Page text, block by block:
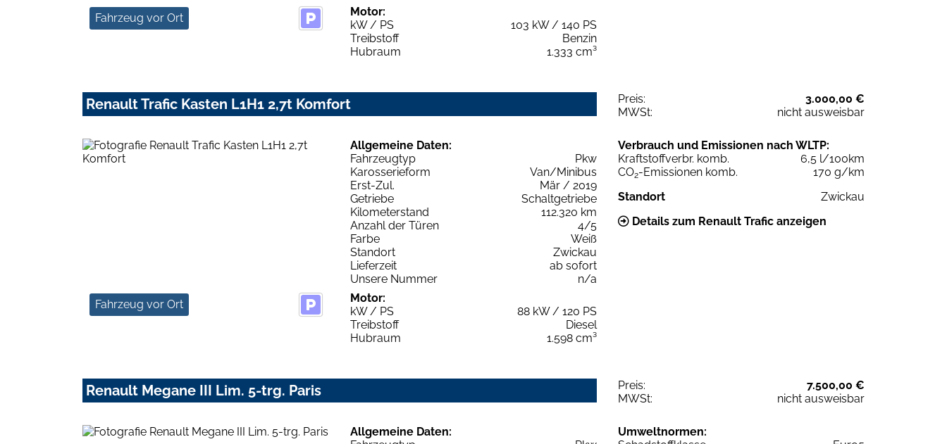
Fahrzeug vor Ort
Motor:
kW / PS
103 kW / 140 PS
Treibstoff
Benzin
Hubraum
1.333 cm³
Renault Trafic Kasten L1H1 2,7t Komfort Preis:
3.000,00 €
MWSt:
nicht ausweisbar
Fahrzeug vor Ort
Allgemeine Daten:
Fahrzeugtyp
Pkw
Karosserieform
Van/Minibus
Erst-Zul.
Mär / 2019
Getriebe
Schaltgetriebe
Kilometerstand
112.320 km
Anzahl der Türen
4/5
Farbe
Weiß
Standort
Zwickau
Lieferzeit
ab sofort
Unsere Nummer
n/a
Motor:
kW / PS
88 kW / 120 PS
Treibstoff
Diesel
Hubraum
1.598 cm³
Verbrauch und Emissionen nach WLTP:
Kraftstoffverbr. komb.
6,5 l/100km
CO2-Emissionen komb.
170 g/km
Standort
Zwickau
Details zum Renault Trafic anzeigen
Renault Megane III Lim. 5-trg. Paris Preis:
7.500,00 €
MWSt:
nicht ausweisbar
Allgemeine Daten:
Umweltnormen: